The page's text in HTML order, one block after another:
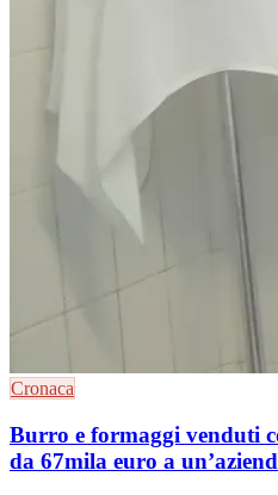
Cronaca
Burro e formaggi venduti
da 67mila euro a